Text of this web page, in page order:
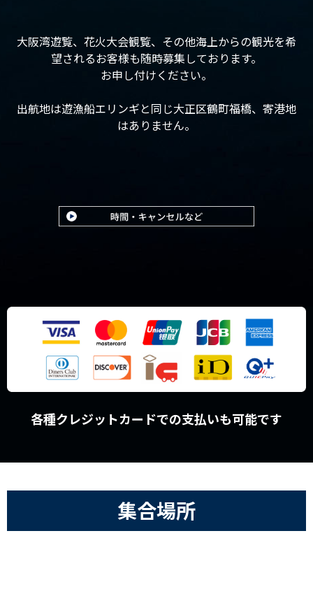
大阪湾遊覧、花火大会観覧、その他海上からの観光を希
望されるお客様も随時募集しております。
お申し付けください。
出航地は遊漁船エリンギと同じ大正区鶴町福橋、寄港地
はありません。
各種クレジットカードでの支払いも可能です
集合場所